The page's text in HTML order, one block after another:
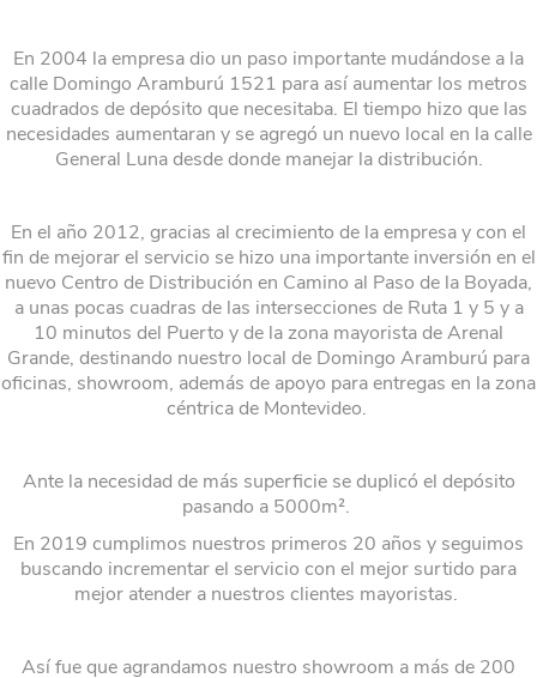
En 2004 la empresa dio un paso importante mudándose a la
calle Domingo Aramburú 1521 para así aumentar los metros
cuadrados de depósito que necesitaba. El tiempo hizo que las
necesidades aumentaran y se agregó un nuevo local en la calle
General Luna desde donde manejar la distribución.
En el año 2012, gracias al crecimiento de la empresa y con el
fin de mejorar el servicio se hizo una importante inversión en el
nuevo Centro de Distribución en Camino al Paso de la Boyada,
a unas pocas cuadras de las intersecciones de Ruta 1 y 5 y a
10 minutos del Puerto y de la zona mayorista de Arenal
Grande, destinando nuestro local de Domingo Aramburú para
oficinas, showroom, además de apoyo para entregas en la zona
céntrica de Montevideo.
Ante la necesidad de más superficie se duplicó el depósito
pasando a 5000m².
En 2019 cumplimos nuestros primeros 20 años y seguimos
buscando incrementar el servicio con el mejor surtido para
mejor atender a nuestros clientes mayoristas.
Así fue que agrandamos nuestro showroom a más de 200